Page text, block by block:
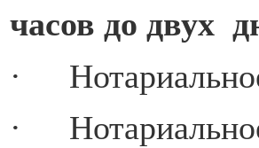
часов до двух
·
·